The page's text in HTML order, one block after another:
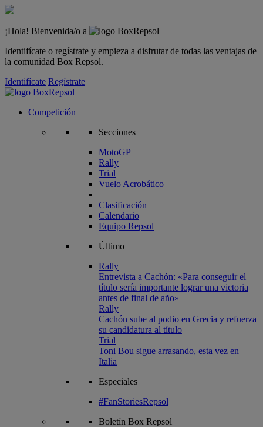
¡Hola! Bienvenida/o a
Identifícate o regístrate y empieza a disfrutar de todas las ventajas de
la comunidad Box Repsol.
Identifícate Regístrate
Competición
Secciones
MotoGP
Rally
Trial
Vuelo Acrobático
Clasificación
Calendario
Equipo Repsol
Último
Rally
Entrevista a Cachón: «Para conseguir el
título sería importante lograr una victoria
antes de final de año»
Rally
Cachón sube al podio en Grecia y refuerza
su candidatura al título
Trial
Toni Bou sigue arrasando, esta vez en
Italia
Especiales
#FanStoriesRepsol
Boletín Box Repsol